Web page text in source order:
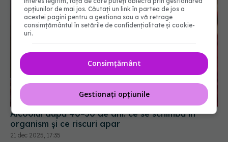
Alcoolul după 40–50 de ani: ce se schimbă în
organism și ce riscuri apar
21 dec 2025, 17:35
opțiunilor de mai jos. Căutați un link în partea de jos a
acestei pagini pentru a gestiona sau a vă retrage
consimțământul în setările de confidențialitate și cookie-
uri.
Consimțământ
Gestionați opțiunile